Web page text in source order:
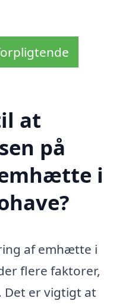
at
på
i
af emhætte i
flere faktorer,
Det er vigtigt at